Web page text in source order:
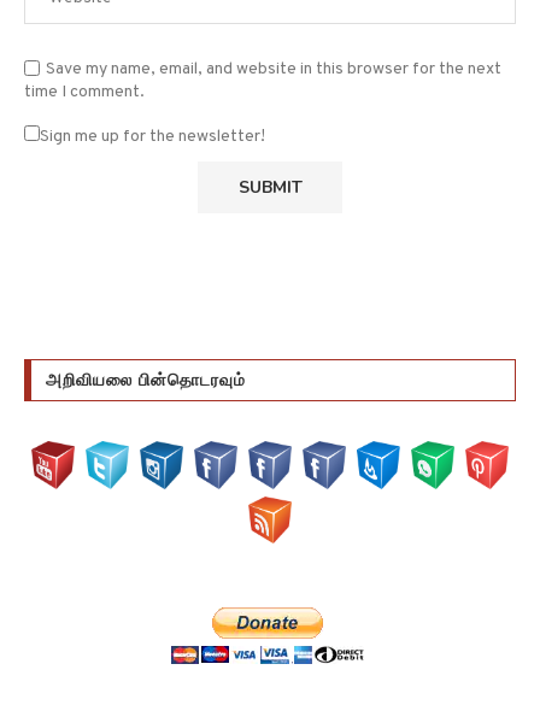
Save my name, email, and website in this browser for the next
Sign me up for the newsletter!
அறிவியலை பின்தொடரவும்